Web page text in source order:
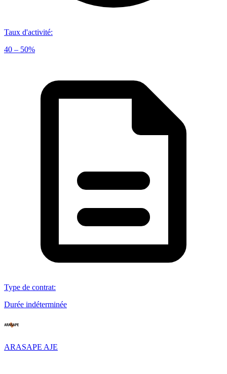
Taux d'activité:
40 – 50%
Type de contrat:
Durée indéterminée
ARASAPE AJE